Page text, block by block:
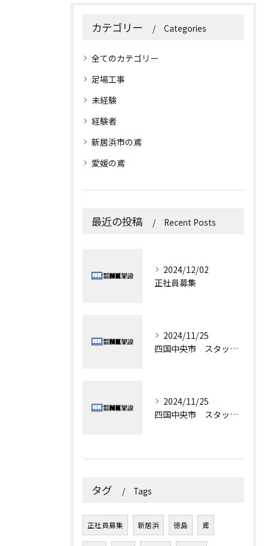
カテゴリー Categories
全てのカテゴリー
足場工事
未経験
経験者
新居浜市の鳶
愛媛の鳶
最近の投稿 Recent Posts
2024/12/02
正社員募集
2024/11/25
四国中央市 スタッフ募集
2024/11/25
四国中央市 スタッフ募集
タグ Tags
正社員募集 新居浜 徳島 鳶